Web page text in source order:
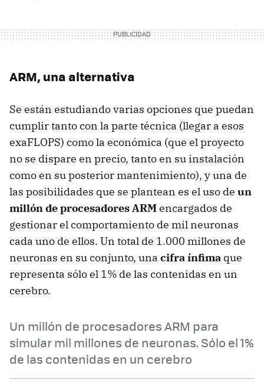
ARM, una alternativa
Se están estudiando varias opciones que puedan
cumplir tanto con la parte técnica (llegar a esos
exaFLOPS) como la económica (que el proyecto
no se dispare en precio, tanto en su instalación
como en su posterior mantenimiento), y una de
las posibilidades que se plantean es el uso de un
millón de procesadores ARMencargados de
gestionar el comportamiento de mil neuronas
cada uno de ellos. Un total de 1.000 millones de
neuronas en su conjunto, una cifra ínfima que
representa sólo el 1% de las contenidas en un
cerebro.
Un millón de procesadores ARM para
simular mil millones de neuronas. Sólo el 1%
de las contenidas en un cerebro